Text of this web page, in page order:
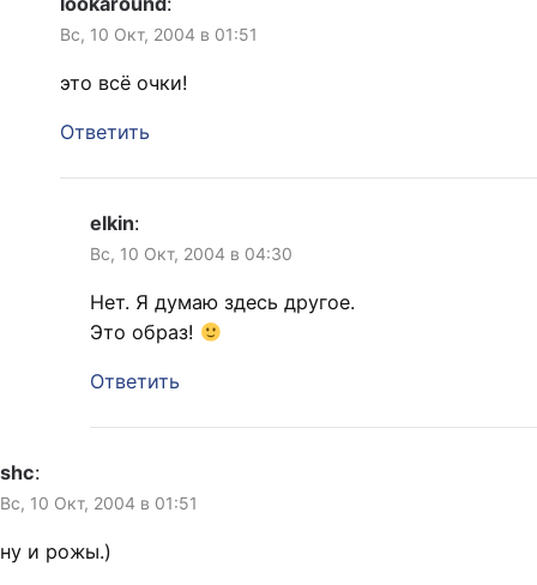
Вс, 10 Окт, 2004 в 01:51
это всё очки!
Ответить
elkin:
Вс, 10 Окт, 2004 в 04:30
Нет. Я думаю здесь другое.
Это образ!
Ответить
shc:
Вс, 10 Окт, 2004 в 01:51
ну и рожы.)